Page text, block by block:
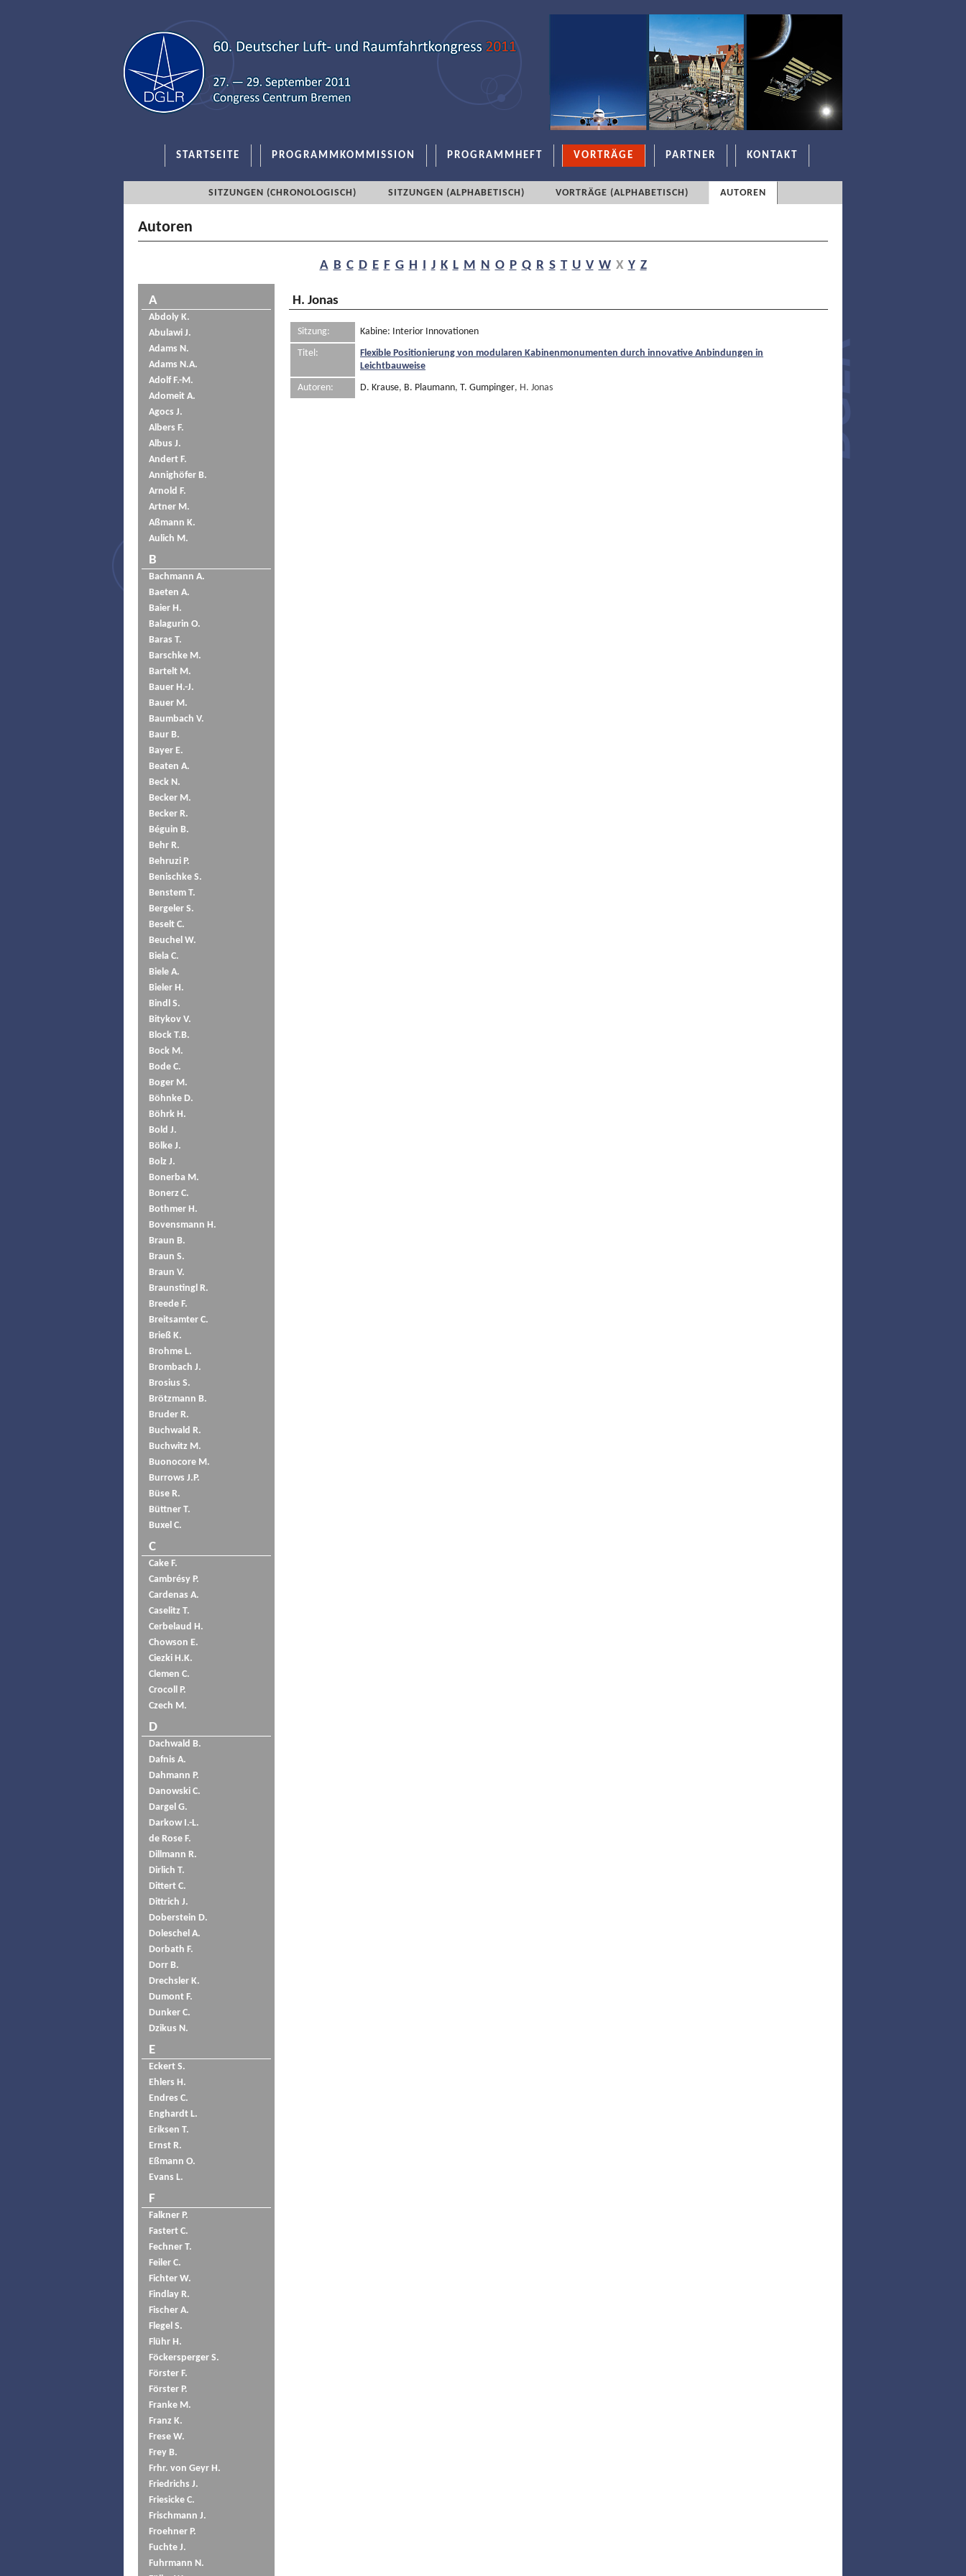
STARTSEITE PROGRAMMKOMMISSION PROGRAMMHEFT VORTRÄGE PARTNER KONTAKT
SITZUNGEN (CHRONOLOGISCH) SITZUNGEN (ALPHABETISCH) VORTRÄGE (ALPHABETISCH) AUTOREN
Autoren
A B C D E F G H I J K L M N O P Q R S T U V W X Y Z
A
Abdoly K.
Abulawi J.
Adams N.
Adams N.A.
Adolf F.-M.
Adomeit A.
Agocs J.
Albers F.
Albus J.
Andert F.
Annighöfer B.
Arnold F.
Artner M.
Aßmann K.
Aulich M.
B
Bachmann A.
Baeten A.
Baier H.
Balagurin O.
Baras T.
Barschke M.
Bartelt M.
Bauer H.-J.
Bauer M.
Baumbach V.
Baur B.
Bayer E.
Beaten A.
Beck N.
Becker M.
Becker R.
Béguin B.
Behr R.
Behruzi P.
Benischke S.
Benstem T.
Bergeler S.
Beselt C.
Beuchel W.
Biela C.
Biele A.
Bieler H.
Bindl S.
Bitykov V.
Block T.B.
Bock M.
Bode C.
Boger M.
Böhnke D.
Böhrk H.
Bold J.
Bölke J.
Bolz J.
Bonerba M.
Bonerz C.
Bothmer H.
Bovensmann H.
Braun B.
Braun S.
Braun V.
Braunstingl R.
Breede F.
Breitsamter C.
Brieß K.
Brohme L.
Brombach J.
Brosius S.
Brötzmann B.
Bruder R.
Buchwald R.
Buchwitz M.
Buonocore M.
Burrows J.P.
Büse R.
Büttner T.
Buxel C.
C
Cake F.
Cambrésy P.
Cardenas A.
Caselitz T.
Cerbelaud H.
Chowson E.
Ciezki H.K.
Clemen C.
Crocoll P.
Czech M.
D
Dachwald B.
Dafnis A.
Dahmann P.
Danowski C.
Dargel G.
Darkow I.-L.
de Rose F.
Dillmann R.
Dirlich T.
Dittert C.
Dittrich J.
Doberstein D.
Doleschel A.
Dorbath F.
Dorr B.
Drechsler K.
Dumont F.
Dunker C.
Dzikus N.
E
Eckert S.
Ehlers H.
Endres C.
Enghardt L.
Eriksen T.
Ernst R.
Eßmann O.
Evans L.
F
Falkner P.
Fastert C.
Fechner T.
Feiler C.
Fichter W.
Findlay R.
Fischer A.
Flegel S.
Flühr H.
Föckersperger S.
Förster F.
Förster P.
Franke M.
Franz K.
Frese W.
Frey B.
Frhr. von Geyr H.
Friedrichs J.
Friesicke C.
Frischmann J.
Froehner P.
Fuchte J.
Fuhrmann N.
H. Jonas
Sitzung:
Kabine: Interior Innovationen
Titel:
Flexible Positionierung von modularen Kabinenmonumenten durch innovative Anbindungen in
Leichtbauweise
Autoren:
D. Krause, B. Plaumann, T. Gumpinger, H. Jonas